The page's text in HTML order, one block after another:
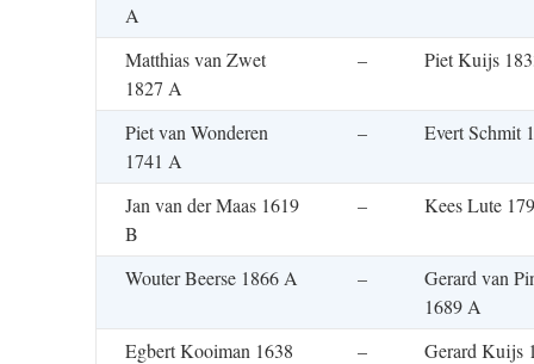
A
Matthias van Zwet
1827 A
– Piet Kuijs
Piet van Wonderen
1741 A
– Evert Schmit
Jan van der Maas 1619
B
– Kees Lute
Wouter Beerse 1866 A –
Gerard van
1689 A
Egbert Kooiman 1638
– Gerard Kuijs